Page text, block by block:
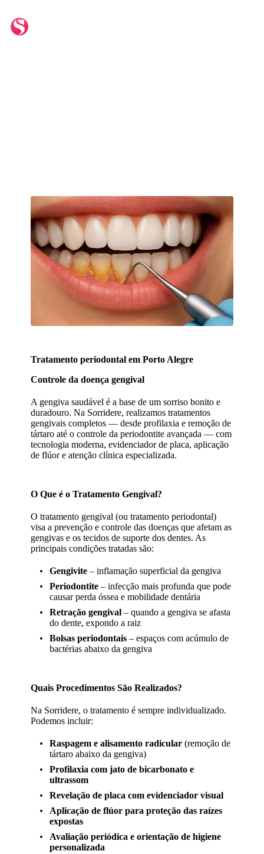
Tratamento periodontal em Porto Alegre
Controle da doença gengival
A gengiva saudável é a base de um sorriso bonito e
duradouro. Na Sorridere, realizamos tratamentos
gengivais completos — desde profilaxia e remoção de
tártaro até o controle da periodontite avançada — com
tecnologia moderna, evidenciador de placa, aplicação
de flúor e atenção clínica especializada.
O Que é o Tratamento Gengival?
O tratamento gengival (ou tratamento periodontal)
visa a prevenção e controle das doenças que afetam as
gengivas e os tecidos de suporte dos dentes. As
principais condições tratadas são:
Gengivite – inflamação superficial da gengiva
Periodontite – infecção mais profunda que pode
causar perda óssea e mobilidade dentária
Retração gengival – quando a gengiva se afasta
do dente, expondo a raiz
Bolsas periodontais – espaços com acúmulo de
bactérias abaixo da gengiva
Quais Procedimentos São Realizados?
Na Sorridere, o tratamento é sempre individualizado.
Podemos incluir:
Raspagem e alisamento radicular (remoção de
tártaro abaixo da gengiva)
Profilaxia com jato de bicarbonato e
ultrassom
Revelação de placa com evidenciador visual
Aplicação de flúor para proteção das raízes
expostas
Avaliação periódica e orientação de higiene
personalizada